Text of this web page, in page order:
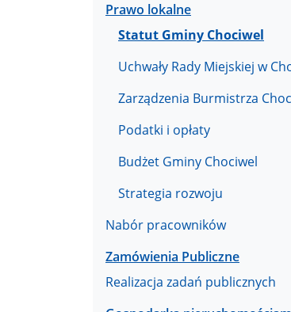
Prawo lokalne
Statut Gminy Chociwel
Uchwały Rady Miejskiej w
Zarządzenia Burmistrza
Podatki i opłaty
Budżet Gminy Chociwel
Strategia rozwoju
Nabór pracowników
Zamówienia Publiczne
Realizacja zadań publicznych